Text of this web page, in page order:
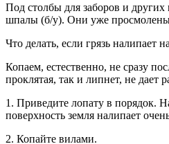
Под столбы для заборов и
шпалы (б/у). Они уже
Что делать, если грязь налипает
Копаем, естественно, не сразу
проклятая, так и липнет, не дает
1. Приведите лопату в порядок.
поверхность земля налипает
2. Копайте вилами.